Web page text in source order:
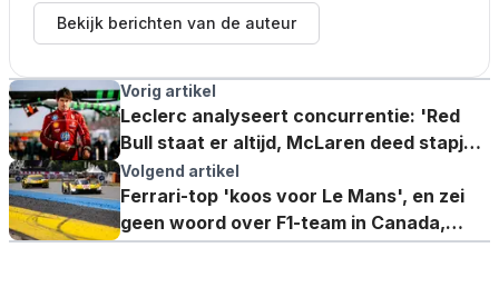
Bekijk berichten van de auteur
Vorig artikel
Leclerc analyseert concurrentie: 'Red
Bull staat er altijd, McLaren deed stapje
achteruit'
Volgend artikel
Ferrari-top 'koos voor Le Mans', en zei
geen woord over F1-team in Canada,
Vasseur reageert